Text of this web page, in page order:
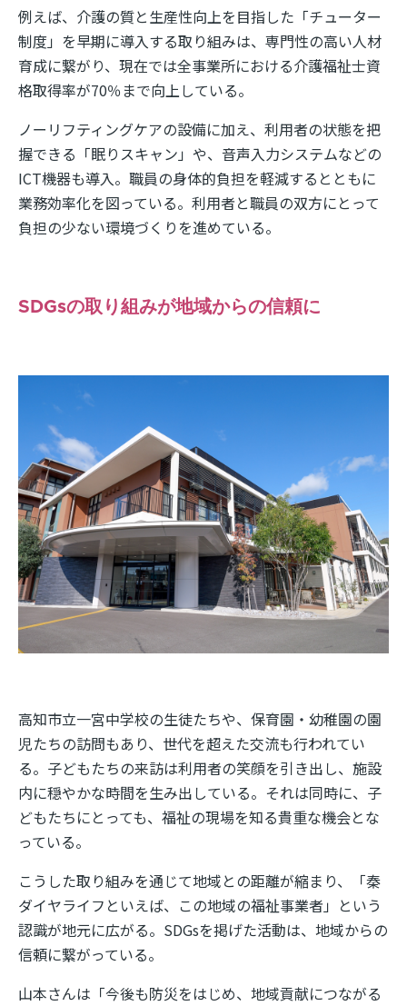
例えば、介護の質と生産性向上を目指した「チューター
制度」を早期に導入する取り組みは、専門性の高い人材
育成に繋がり、現在では全事業所における介護福祉士資
格取得率が70％まで向上している。
ノーリフティングケアの設備に加え、利用者の状態を把
握できる「眠りスキャン」や、音声入力システムなどの
ICT機器も導入。職員の身体的負担を軽減するとともに
業務効率化を図っている。利用者と職員の双方にとって
負担の少ない環境づくりを進めている。
SDGsの取り組みが地域からの信頼に
高知市立一宮中学校の生徒たちや、保育園・幼稚園の園
児たちの訪問もあり、世代を超えた交流も行われてい
る。子どもたちの来訪は利用者の笑顔を引き出し、施設
内に穏やかな時間を生み出している。それは同時に、子
どもたちにとっても、福祉の現場を知る貴重な機会とな
っている。
こうした取り組みを通じて地域との距離が縮まり、「秦
ダイヤライフといえば、この地域の福祉事業者」という
認識が地元に広がる。 SDGsを掲げた活動は、地域からの
信頼に繋がっている。
山本さんは「今後も防災をはじめ、地域貢献につながる